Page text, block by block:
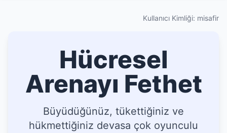
Kullanıcı Kimliği: misafir
Hücresel
Arenayı Fethet
Büyüdüğünüz, tükettiğiniz ve
hükmettiğiniz devasa çok oyunculu